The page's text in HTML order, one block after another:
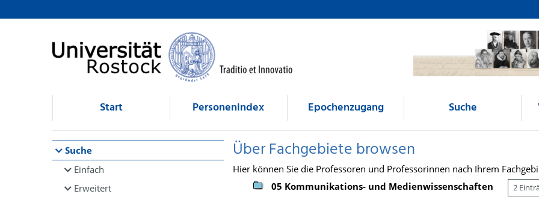
Browsen
direkt zum Inhalt
Start Personenindex Epochenzugang Suche
Suche
Einfach
Erweitert
Über Fachgebiete browsen
Hier können Sie die Professoren und Professorinnen nach Ihrem
05 Kommunikations- und Medienwissenschaften
2